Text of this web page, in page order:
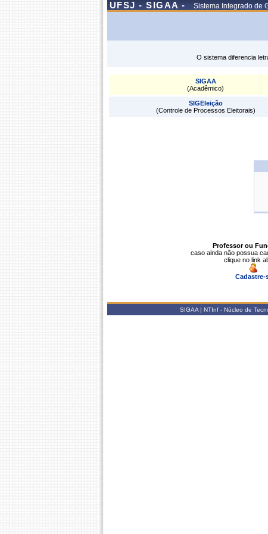
UFSJ - SIGAA - Sistema Integrado de
O sistema diferencia
SIGAA
(Acadêmico)
SIGEleição
(Controle de Processos Eleitorais)
Professor ou
caso ainda não possua
clique no link
Cadastre-
SIGAA | NTInf - Núcleo de